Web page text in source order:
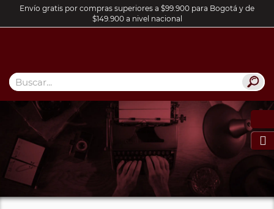
Envío gratis por compras superiores a $99.900 para Bogotá y de
$149.900 a nivel nacional
